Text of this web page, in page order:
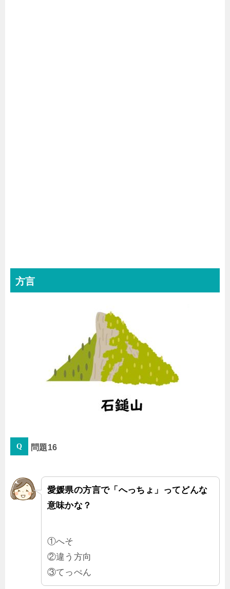
方言
問題16
愛媛県の方言で「へっちょ」ってどんな
意味かな？
①へそ
②違う方向
③てっぺん